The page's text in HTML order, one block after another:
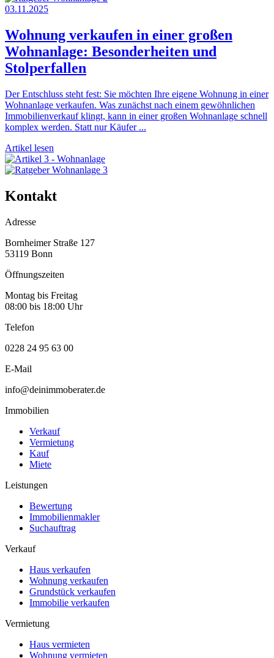
03.11.2025
Wohnung verkaufen in einer großen
Wohnanlage: Besonderheiten und
Stolperfallen
Der Entschluss steht fest: Sie möchten Ihre eigene Wohnung in einer
Wohnanlage verkaufen. Was zunächst nach einem gewöhnlichen
Immobilienverkauf klingt, kann in einer großen Wohnanlage schnell
komplex werden. Statt nur Käufer ...
Artikel lesen
Kontakt
Adresse
Bornheimer Straße 127
53119 Bonn
Öffnungszeiten
Montag bis Freitag
08:00 bis 18:00 Uhr
Telefon
0228 24 95 63 00
E-Mail
info@deinimmoberater.de
Immobilien
Verkauf
Vermietung
Kauf
Miete
Leistungen
Bewertung
Immobilienmakler
Suchauftrag
Verkauf
Haus verkaufen
Wohnung verkaufen
Grundstück verkaufen
Immobilie verkaufen
Vermietung
Haus vermieten
Wohnung vermieten